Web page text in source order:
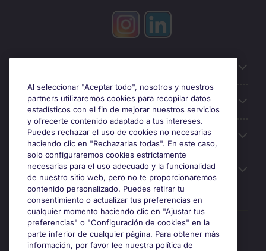
Búsqueda de empleo
Oficinas
Sobre Michael Page
Premios y certificaciones
Al seleccionar "Aceptar todo", nosotros y nuestros
partners utilizaremos cookies para recopilar datos
estadísticos con el fin de mejorar nuestros servicios
y ofrecerte contenido adaptado a tus intereses.
Puedes rechazar el uso de cookies no necesarias
haciendo clic en "Rechazarlas todas". En este caso,
solo configuraremos cookies estrictamente
necesarias para el uso adecuado y la funcionalidad
de nuestro sitio web, pero no te proporcionaremos
contenido personalizado. Puedes retirar tu
consentimiento o actualizar tus preferencias en
cualquier momento haciendo clic en "Ajustar tus
preferencias" o "Configuración de cookies" en la
parte inferior de cualquier página. Para obtener más
información, por favor lee nuestra política de